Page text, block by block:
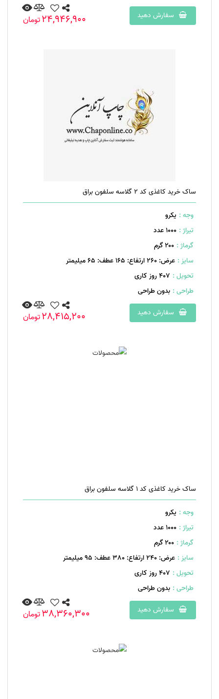
سفارش دهید
24,946,900تومان
ساک خرید کاغذی کد 2 گلاسه سلفون براق
وجه : یکرو
تیراژ : 1000 عدد
گرماژ : ۲۰۰ گرم
سایز : عرض: 260 ارتفاع: 165 عطف: 65 میلیمتر
تحویل : 407 روز کاری
طراحی : بدون طراحی
سفارش دهید
28,415,200تومان
ساک خرید کاغذی کد 1 گلاسه سلفون براق
وجه : یکرو
تیراژ : 1000 عدد
گرماژ : ۲۰۰ گرم
سایز : عرض: 240 ارتفاع: 380 عطف: 95 میلیمتر
تحویل : 407 روز کاری
طراحی : بدون طراحی
سفارش دهید
38,360,300تومان